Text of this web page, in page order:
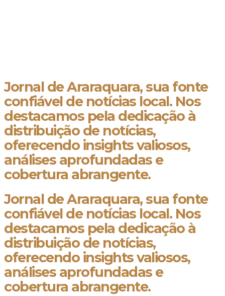
Jornal de Araraquara, sua fonte
confiável de notícias local. Nos
destacamos pela dedicação à
distribuição de notícias,
oferecendo insights valiosos,
análises aprofundadas e
cobertura abrangente.
Jornal de Araraquara, sua fonte
confiável de notícias local. Nos
destacamos pela dedicação à
distribuição de notícias,
oferecendo insights valiosos,
análises aprofundadas e
cobertura abrangente.